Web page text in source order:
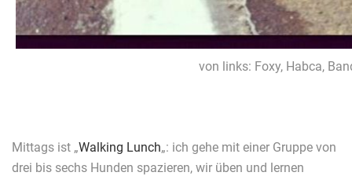
von links: Foxy, Habca,
Mittags ist „Walking Lunch„: ich gehe mit einer Gruppe von
drei bis sechs Hunden spazieren, wir üben und lernen